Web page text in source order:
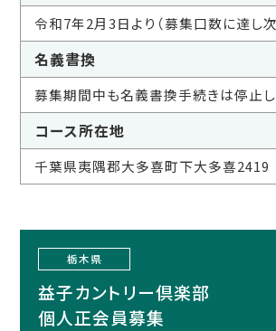
令和7年2月3日より（募集口数に達し次
名義書換
募集期間中も名義書換手続きは停止
コース所在地
千葉県夷隅郡大多喜町下大多喜2419
栃木県
益子カントリー倶楽部
個人正会員募集